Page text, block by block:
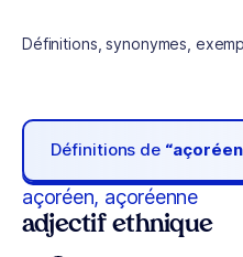
Définitions, synonymes,
Définitions de
açoréen, açoréenne
adjectif ethnique